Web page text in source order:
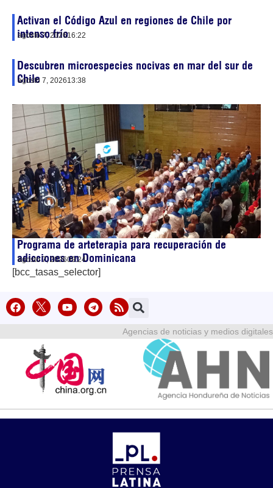
Activan el Código Azul en regiones de Chile por
intenso frío
agosto 7, 202616:22
Descubren microespecies nocivas en mar del sur de
Chile
agosto 7, 202613:38
Programa de arteterapia para recuperación de
adicciones en Dominicana
agosto 7, 202609:24
[bcc_tasas_selector]
Agencias de noticias y medios digitales